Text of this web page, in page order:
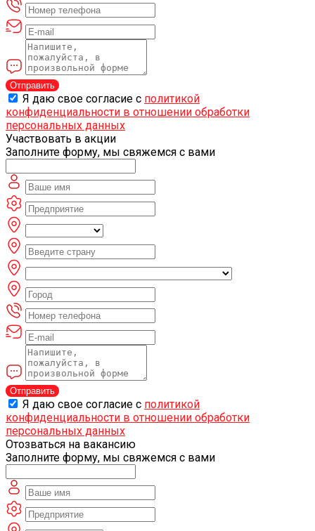
Отправить
Я даю свое согласие с политикой
конфиденциальности в отношении обработки
персональных данных
Участвовать в акции
Заполните форму, мы свяжемся с вами
Отправить
Я даю свое согласие с политикой
конфиденциальности в отношении обработки
персональных данных
Отозваться на вакансию
Заполните форму, мы свяжемся с вами